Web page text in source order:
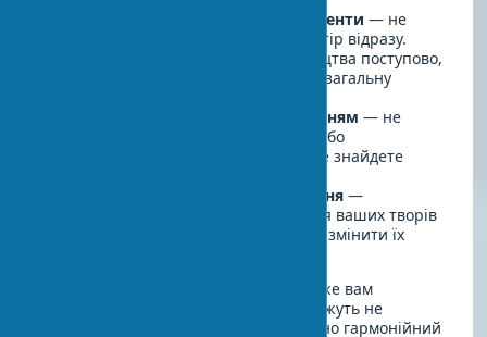
Поступово додавайте інші елементи — не
поспішайте заповнити весь простір відразу.
Краще додавати предмети мистецтва поступово,
оцінюючи, як вони вписуються в загальну
Експериментуйте з розташуванням — не
бійтеся міняти місцями картини або
переставляти скульптури, доки не знайдете
Забезпечте правильне освітлення —
інвестуйте в якісне освітлення для ваших творів
мистецтва, це може кардинально змінити їх
Такий структурований підхід допоможе вам
уникнути спонтанних покупок, які можуть не
вписатися в інтер'єр, і створити дійсно гармонійний